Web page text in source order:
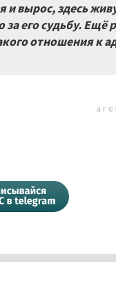
вырос, здесь
его судьбу. Ещё
отношения к